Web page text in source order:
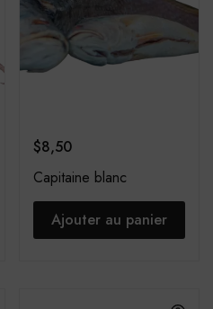
$8,50
Capitaine blanc
Ajouter au panier